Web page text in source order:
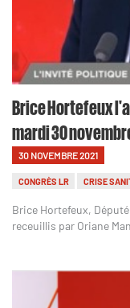
Brice Hortefeux l'a
mardi 30
30 NOVEMBRE 2021
CONGRÈS LR CRISE
Brice Hortefeux,
receuillis par Oriane